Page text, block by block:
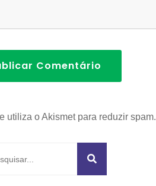
Comentário
utiliza o Akismet para reduzir spam.